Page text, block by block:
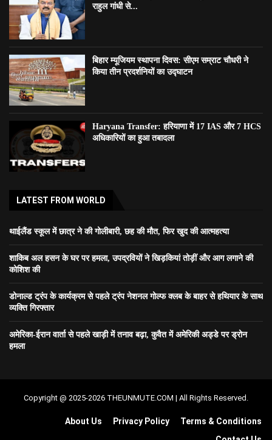
राहुल गांधी से...
बिहार म्यूजियम स्थापना दिवस: सीएम सम्राट चौधरी ने
किया तीन प्रदर्शनियों का उद्घाटन
Haryana Transfer: हरियाणा में 17 IAS और 7 HCS
अधिकारियों का हुआ तबादला
LATEST FROM WORLD
थाईलैंड स्कूल में छात्र ने की गोलीबारी, छह की मौत, फिर खुद की आत्महत्या
शाकिब अल हसन के घर पर हमला, उपद्रवियों ने खिड़कियां तोड़ीं और आग लगाने की
कोशिश की
डोनाल्ड ट्रंप के कार्यक्रम से पहले ट्रंप नेशनल गोल्फ क्लब के बाहर से हथियार के साथ
व्यक्ति गिरफ्तार
अमेरिका-ईरान वार्ता से पहले खाड़ी में तनाव बढ़ा, कुवैत में अमेरिकी अड्डे पर ड्रोन
हमला
Copyright @ 2025-2026 THEUNMUTE.COM | All Rights Reserved.
About Us Privacy Policy
Terms & Conditions